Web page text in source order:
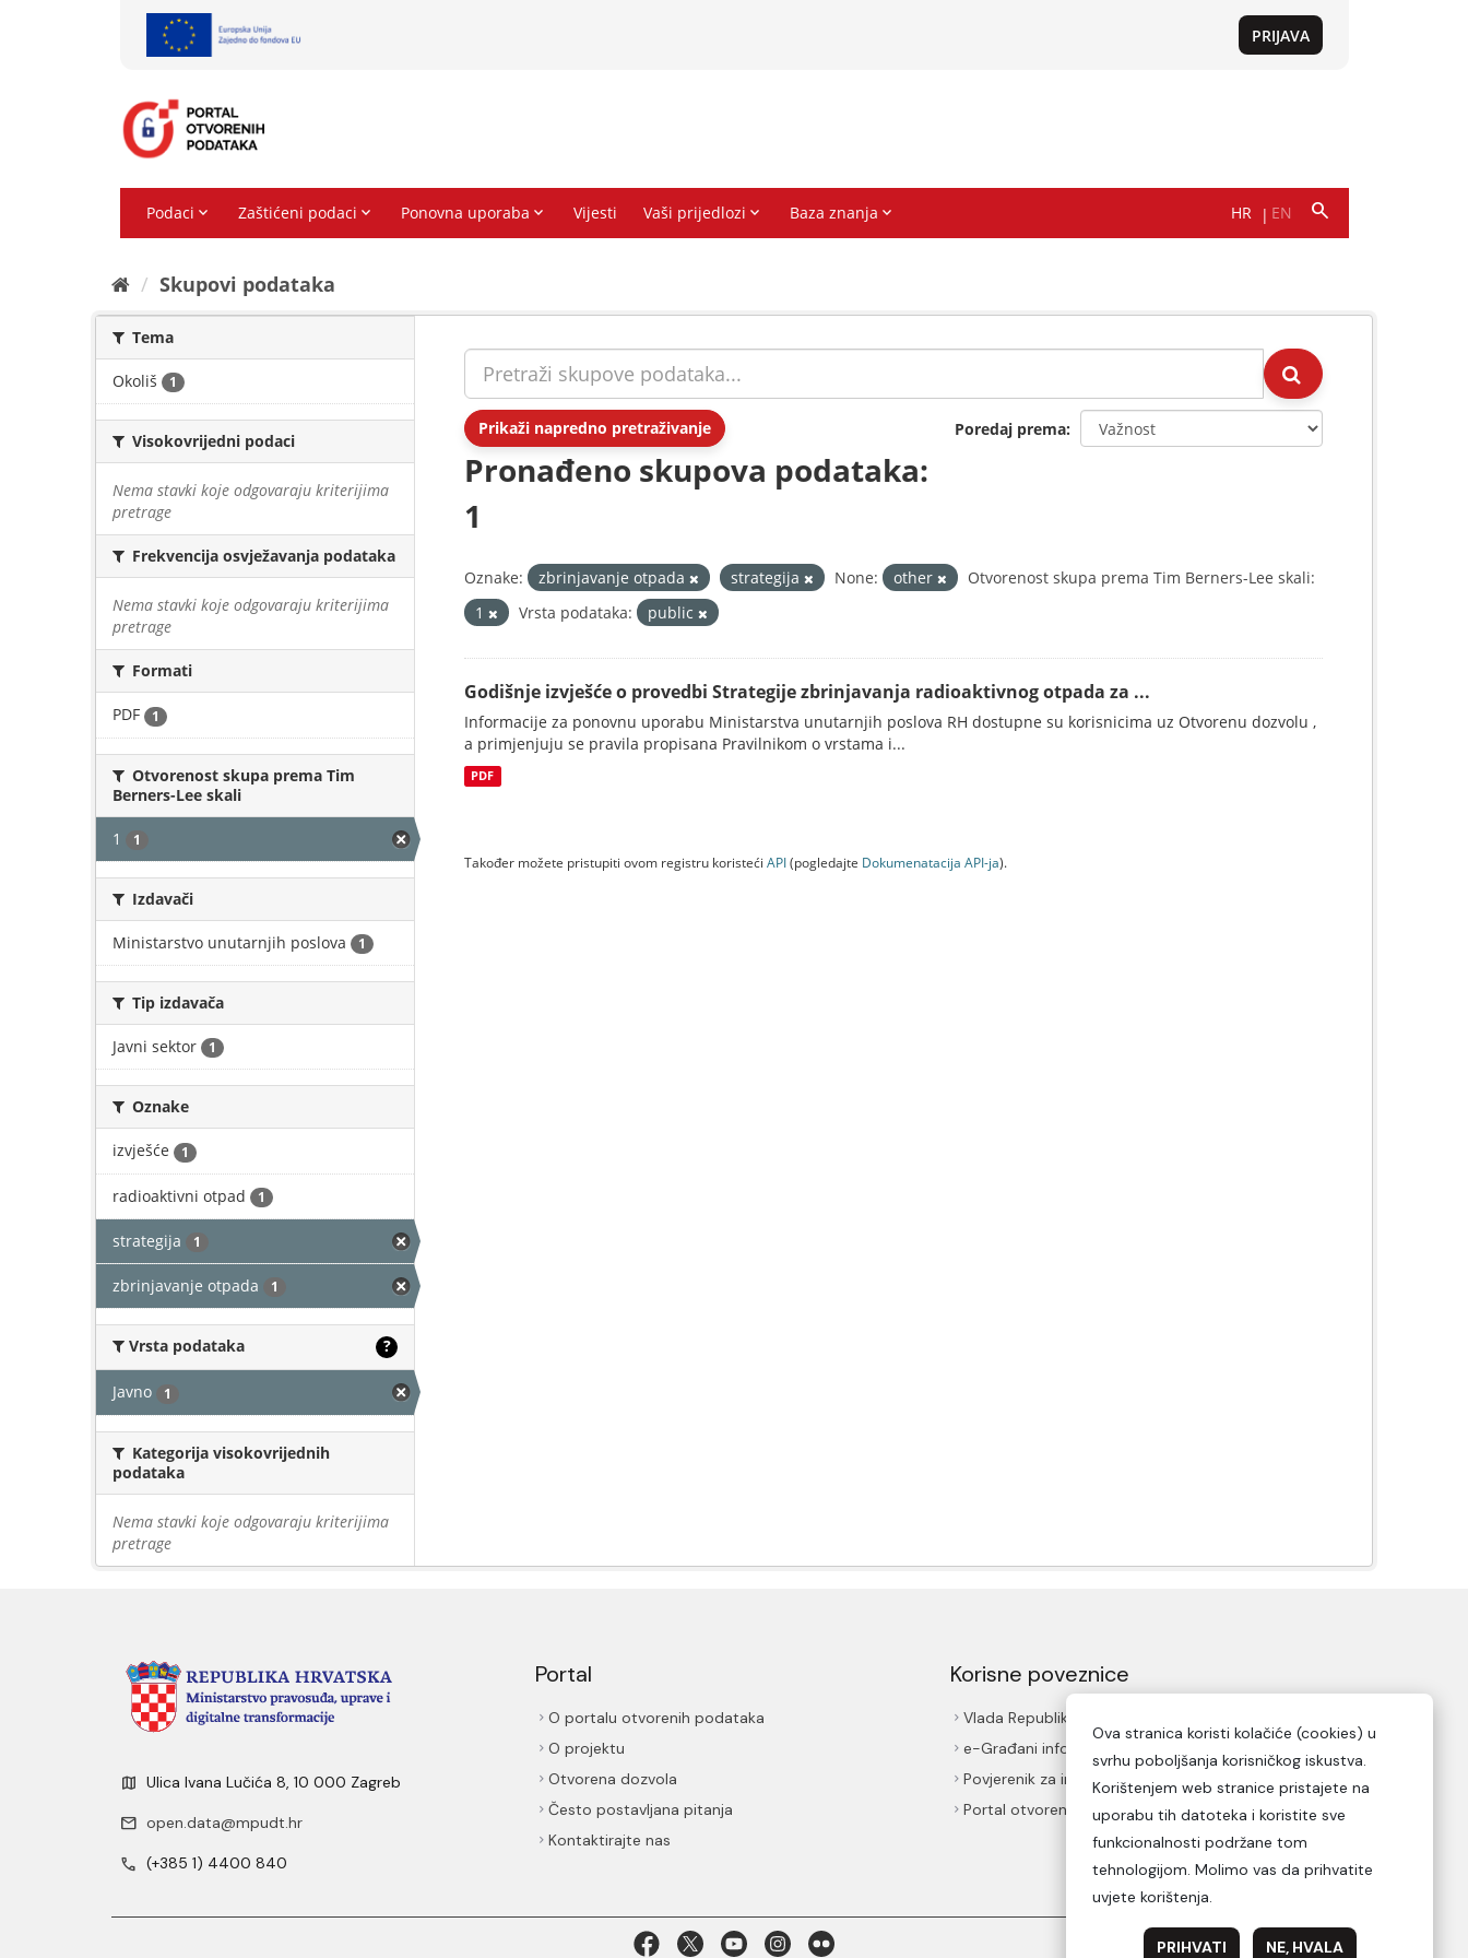
Skupovi podаtаkа
Tema
Okoliš 1
Visokovrijedni podaci
Nema stavki koje odgovaraju kriterijima
pretrage
Frekvencija osvježavanja podataka
Nema stavki koje odgovaraju kriterijima
pretrage
Formati
PDF 1
Otvorenost skupa prema Tim
Berners-Lee skali
1 1
Izdavači
Ministarstvo unutarnjih poslova 1
Tip izdavača
Javni sektor 1
Oznake
izvješće 1
radioaktivni otpad 1
strategija 1
zbrinjavanje otpada 1
Vrsta podataka ?
Javno 1
Kategorija visokovrijednih
podataka
Nema stavki koje odgovaraju kriterijima
pretrage
Prikaži napredno pretraživanje Poredaj prema
Pronađeno skupova podataka:
1
Oznake: zbrinjavanje otpada strategija None: other
Otvorenost skupa prema Tim Berners-Lee skali:
1
Vrsta podataka: public
Godišnje izvješće o provedbi Strategije zbrinjavanja radioaktivnog otpada za ...
Informacije za ponovnu uporabu Ministarstva unutarnjih poslova RH dostupne su korisnicima uz Otvorenu dozvolu ,
a primjenjuju se pravila propisana Pravilnikom o vrstama i...
PDF
Također možete pristupiti ovom registru koristeći API(pogledajte Dokumenаtаcijа API-jа).